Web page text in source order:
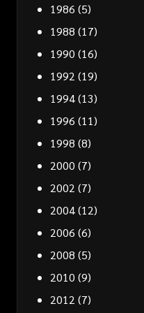
1986 (5)
1988 (17)
1990 (16)
1992 (19)
1994(13)
1996 (11)
1998 (8)
2000 (7)
2002 (7)
2004(12)
2006 (6)
2008 (5)
2010 (9)
2012 (7)